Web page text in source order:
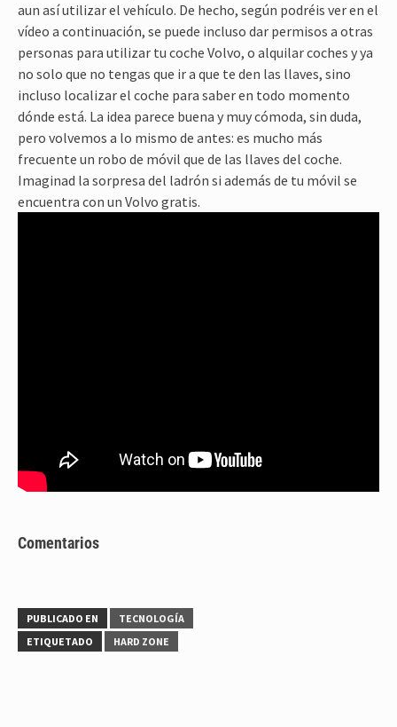
aun así utilizar el vehículo. De hecho, según podréis ver en el
vídeo a continuación, se puede incluso dar permisos a otras
personas para utilizar tu coche Volvo, o alquilar coches y ya
no solo que no tengas que ir a que te den las llaves, sino
incluso localizar el coche para saber en todo momento
dónde está. La idea parece buena y muy cómoda, sin duda,
pero volvemos a lo mismo de antes: es mucho más
frecuente un robo de móvil que de las llaves del coche.
Imaginad la sorpresa del ladrón si además de tu móvil se
encuentra con un Volvo gratis.
Comentarios
PUBLICADO EN
TECNOLOGÍA
ETIQUETADO
HARD ZONE